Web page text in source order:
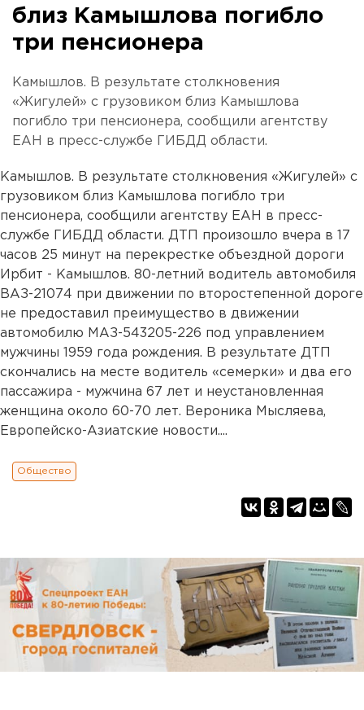
близ Камышлова погибло
три пенсионера
Камышлов. В результате столкновения
«Жигулей» с грузовиком близ Камышлова
погибло три пенсионера, сообщили агентству
ЕАН в пресс-службе ГИБДД области.
Камышлов. В результате столкновения «Жигулей» с
грузовиком близ Камышлова погибло три
пенсионера, сообщили агентству ЕАН в пресс-
службе ГИБДД области. ДТП произошло вчера в 17
часов 25 минут на перекрестке объездной дороги
Ирбит - Камышлов. 80-летний водитель автомобиля
ВАЗ-21074 при движении по второстепенной дороге
не предоставил преимущество в движении
автомобилю МАЗ-543205-226 под управлением
мужчины 1959 года рождения. В результате ДТП
скончались на месте водитель «семерки» и два его
пассажира - мужчина 67 лет и неустановленная
женщина около 60-70 лет. Вероника Мысляева,
Европейско-Азиатские новости....
Общество